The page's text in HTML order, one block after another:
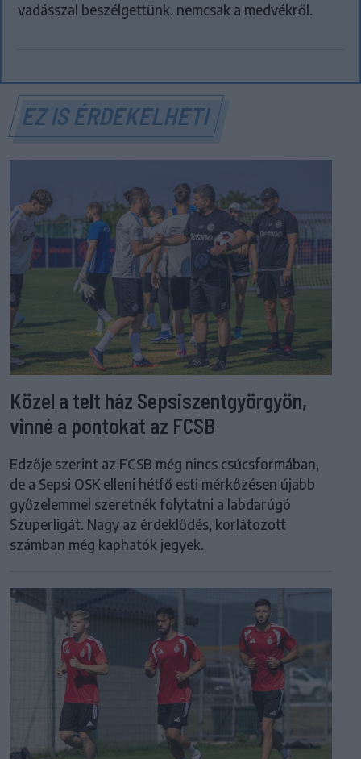
vadásszal beszélgettünk, nemcsak a medvékről.
EZ IS ÉRDEKELHETI
Közel a telt ház Sepsiszentgyörgyön,
vinné a pontokat az FCSB
Edzője szerint az FCSB még nincs csúcsformában,
de a Sepsi OSK elleni hétfő esti mérkőzésen újabb
győzelemmel szeretnék folytatni a labdarúgó
Szuperligát. Nagy az érdeklődés, korlátozott
számban még kaphatók jegyek.